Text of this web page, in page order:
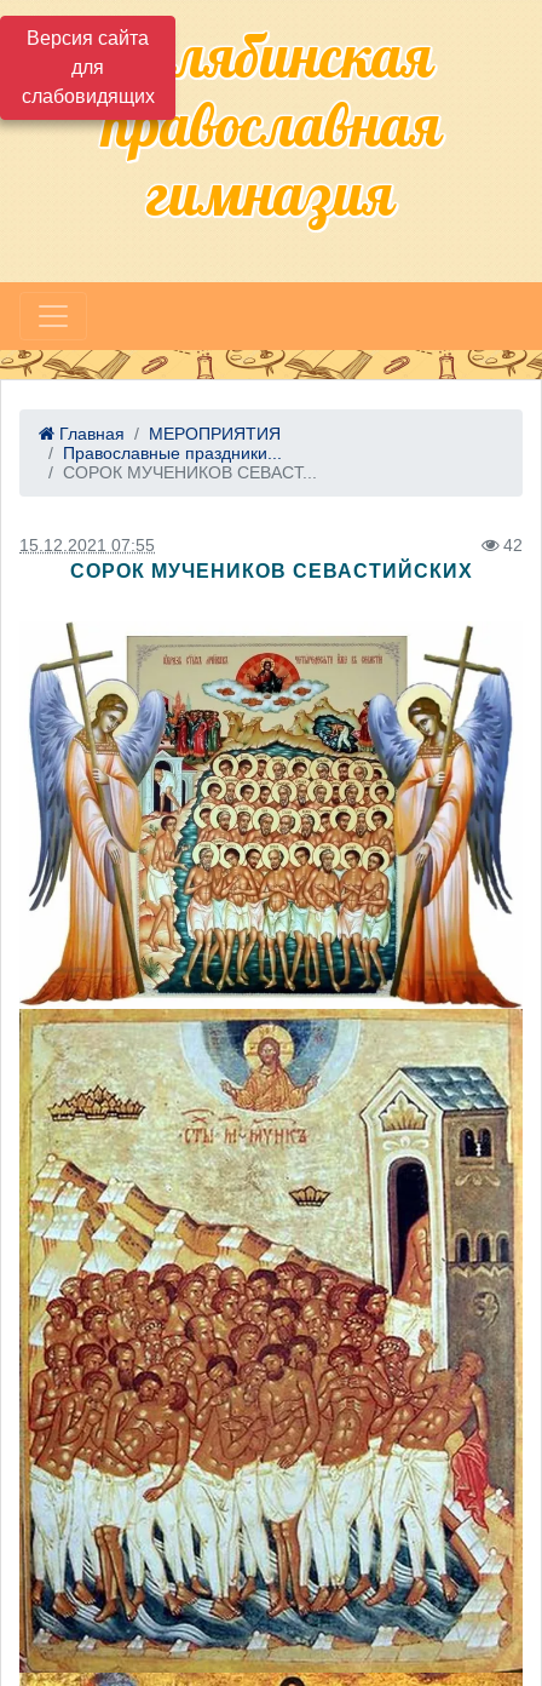
Версия сайта
для
слабовидящихЧелябинская
православная
гимназия
Главная
МЕРОПРИЯТИЯ
Православные праздники...
СОРОК МУЧЕНИКОВ СЕВАСТ...
15.12.2021 07:55 42
СОРОК МУЧЕНИКОВ СЕВАСТИЙСКИХ